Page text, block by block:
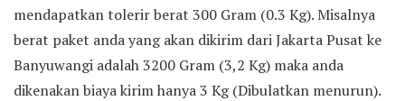
mendapatkan tolerir berat 300 Gram (0.3 Kg). Misalnya
berat paket anda yang akan dikirim dari Jakarta Pusat ke
Banyuwangi adalah 3200 Gram (3,2 Kg) maka anda
dikenakan biaya kirim hanya 3 Kg (Dibulatkan menurun).